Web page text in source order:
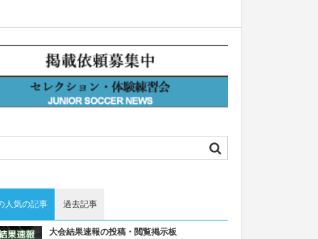
人気の記事 過去記事
大会結果速報の投稿・閲覧掲示板